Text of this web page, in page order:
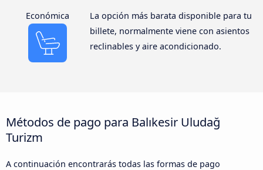
Económica
La opción más barata disponible para tu
billete, normalmente viene con asientos
reclinables y aire acondicionado.
Métodos de pago para Balıkesir Uludağ
Turizm
A continuación encontrarás todas las formas de pago